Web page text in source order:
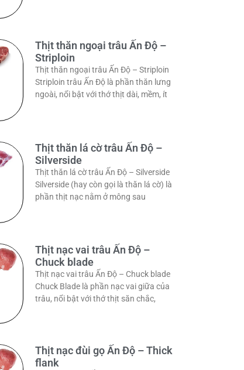
Thịt thăn ngoại trâu Ấn Độ –
Striploin
Thịt thăn ngoại trâu Ấn Độ – Striploin
Striploin trâu Ấn Độ là phần thăn lưng
ngoài, nổi bật với thớ thịt dài, mềm, ít
Thịt thăn lá cờ trâu Ấn Độ –
Silverside
Thịt thăn lá cờ trâu Ấn Độ – Silverside
Silverside (hay còn gọi là thăn lá cờ) là
phần thịt nạc nằm ở mông sau
Thịt nạc vai trâu Ấn Độ –
Chuck blade
Thịt nạc vai trâu Ấn Độ – Chuck blade
Chuck Blade là phần nạc vai giữa của
trâu, nổi bật với thớ thịt săn chắc,
Thịt nạc đùi gọ Ấn Độ – Thick
flank